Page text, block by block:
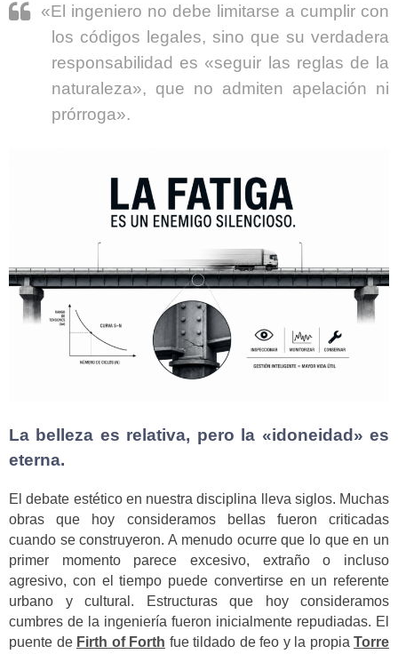
«El ingeniero no debe limitarse a cumplir con
los códigos legales, sino que su verdadera
responsabilidad es «seguir las reglas de la
naturaleza», que no admiten apelación ni
prórroga».
La belleza es relativa, pero la «idoneidad» es
eterna.
El debate estético en nuestra disciplina lleva siglos. Muchas
obras que hoy consideramos bellas fueron criticadas
cuando se construyeron. A menudo ocurre que lo que en un
primer momento parece excesivo, extraño o incluso
agresivo, con el tiempo puede convertirse en un referente
urbano y cultural. Estructuras que hoy consideramos
cumbres de la ingeniería fueron inicialmente repudiadas. El
puente de Firth of Forth fue tildado de feo y la propia Torre